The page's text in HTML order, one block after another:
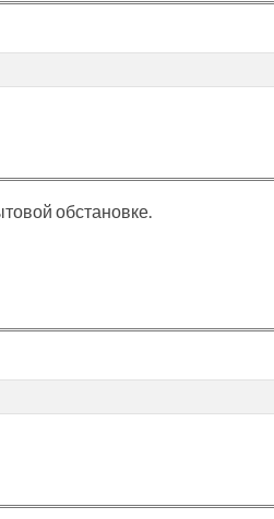
обстановке.